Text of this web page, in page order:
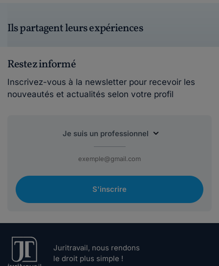
Ils partagent leurs expériences
Restez informé
Inscrivez-vous à la newsletter pour recevoir les
nouveautés et actualités selon votre profil
S'inscrire
Juritravail, nous rendons
le droit plus simple !